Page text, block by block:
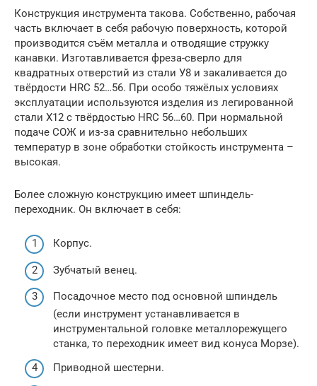
Конструкция инструмента такова. Собственно, рабочая
часть включает в себя рабочую поверхность, которой
производится съём металла и отводящие стружку
канавки. Изготавливается фреза-сверло для
квадратных отверстий из стали У8 и закаливается до
твёрдости HRC 52…56. При особо тяжёлых условиях
эксплуатации используются изделия из легированной
стали Х12 с твёрдостью HRC 56…60. При нормальной
подаче СОЖ и из-за сравнительно небольших
температур в зоне обработки стойкость инструмента –
высокая.
Более сложную конструкцию имеет шпиндель-
переходник. Он включает в себя:
Корпус.
Зубчатый венец.
Посадочное место под основной шпиндель
(если инструмент устанавливается в
инструментальной головке металлорежущего
станка, то переходник имеет вид конуса Морзе).
Приводной шестерни.